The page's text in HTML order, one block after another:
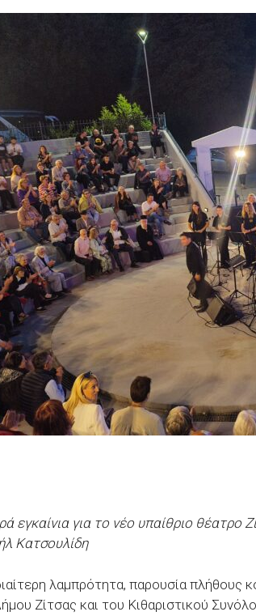
εγκαίνια για το νέο υπαίθριο θέατρο
Κατσουλίδη
λαμπρότητα, παρουσία πλήθους
Ζίτσας και του Κιθαριστικού